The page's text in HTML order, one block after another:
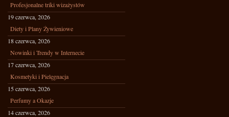
Profesjonalne triki wizażystów
19 czerwca, 2026
Diety i Plany Żywieniowe
18 czerwca, 2026
Nowinki i Trendy w Internecie
17 czerwca, 2026
Kosmetyki i Pielęgnacja
15 czerwca, 2026
Perfumy a Okazje
14 czerwca, 2026